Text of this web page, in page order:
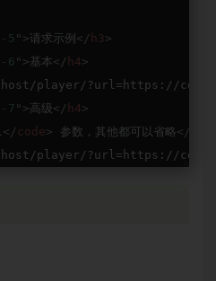
5 " >请求示例 </ h3>
6 " >基本</ h4>
player/?url=https://
7 " >高级</ h4>
</ code> 参数，其他都可以省略 </
player/?url=https://